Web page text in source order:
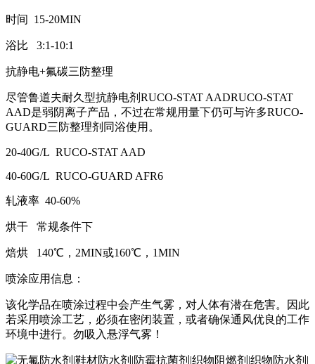
时间 15-20MIN
浴比 3:1-10:1
抗静电+氟碳三防整理
尽管鲁道夫耐久型抗静电剂RUCO-STAT AADRUCO-STAT
AAD是弱阴离子产品，不过在常规用量下仍可与许多RUCO-
GUARD三防整理剂同浴使用。
20-40G/L RUCO-STAT AAD
40-60G/L RUCO-GUARD AFR6
轧液率 40-60%
烘干 常规条件下
焙烘 140℃，2MIN或160℃，1MIN
喷涂应用信息：
该化学品在喷涂过程中会产生气雾，对人体有潜在危害。因此
若采用喷涂工艺，必须在密闭装置，或者确保通风优良的工作
环境中进行。勿吸入悬浮气雾！